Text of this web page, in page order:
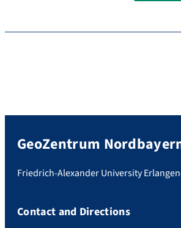
GeoZentrum
Friedrich-Alexander University
Contact and Directions